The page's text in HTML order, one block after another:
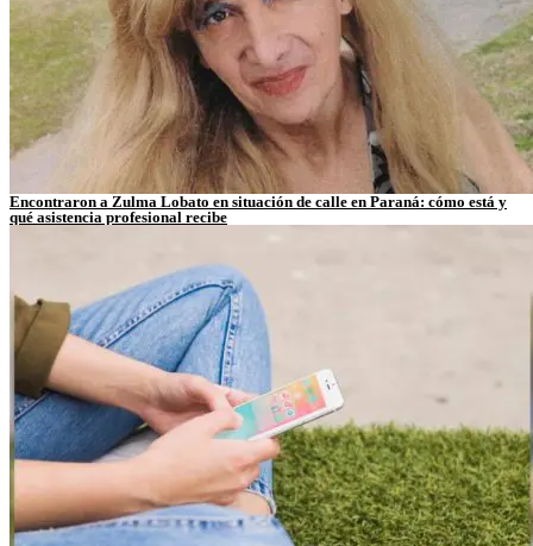
Encontraron a Zulma Lobato en situación de calle en Paraná: cómo está y
qué asistencia profesional recibe